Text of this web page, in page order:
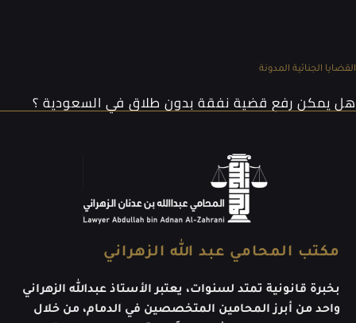
القضايا الجنائية المدونة
هل يمكن رفع قضية نفقة بدون طلاق​ في السعودية ؟
مكتب المحامي عبد الله الزهراني
بخبرة قانونية تمتد لسنوات، يعتبر الأستاذ عبدالله الزهراني
واحد من أبرز المحامين المتخصصين في الدمام، من خلال